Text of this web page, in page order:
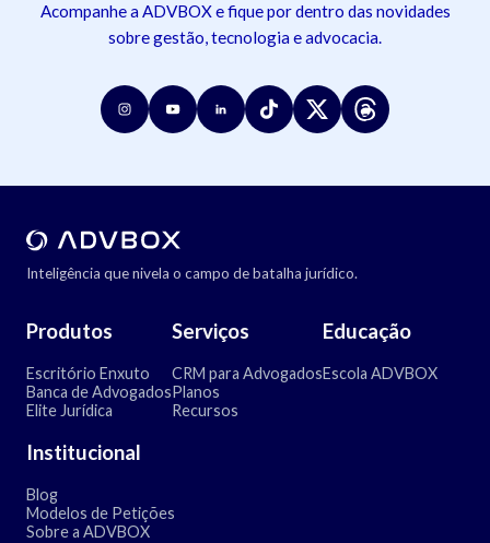
Acompanhe a ADVBOX e fique por dentro das novidades
sobre gestão, tecnologia e advocacia.
Inteligência que nivela o campo de batalha jurídico.
Produtos
Escritório Enxuto
Banca de Advogados
Elite Jurídica
Serviços
CRM para Advogados
Planos
Recursos
Educação
Escola ADVBOX
Institucional
Blog
Modelos de Petições
Sobre a ADVBOX